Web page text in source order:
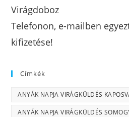
Virágdoboz
Telefonon, e-mailben
kifizetése!
Címkék
ANYÁK NAPJA VIRÁGKÜLDÉS
ANYÁK NAPJA VIRÁGKÜLDÉS